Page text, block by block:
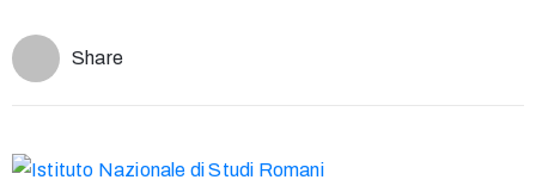
Share